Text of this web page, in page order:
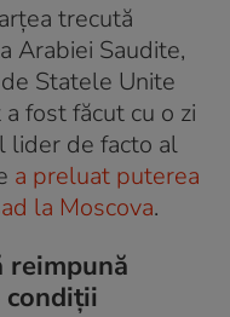
trecută
Arabiei Saudite,
Statele Unite
fost făcut cu o zi
lider de facto al
a preluat puterea
la Moscova.
reimpună
condiții